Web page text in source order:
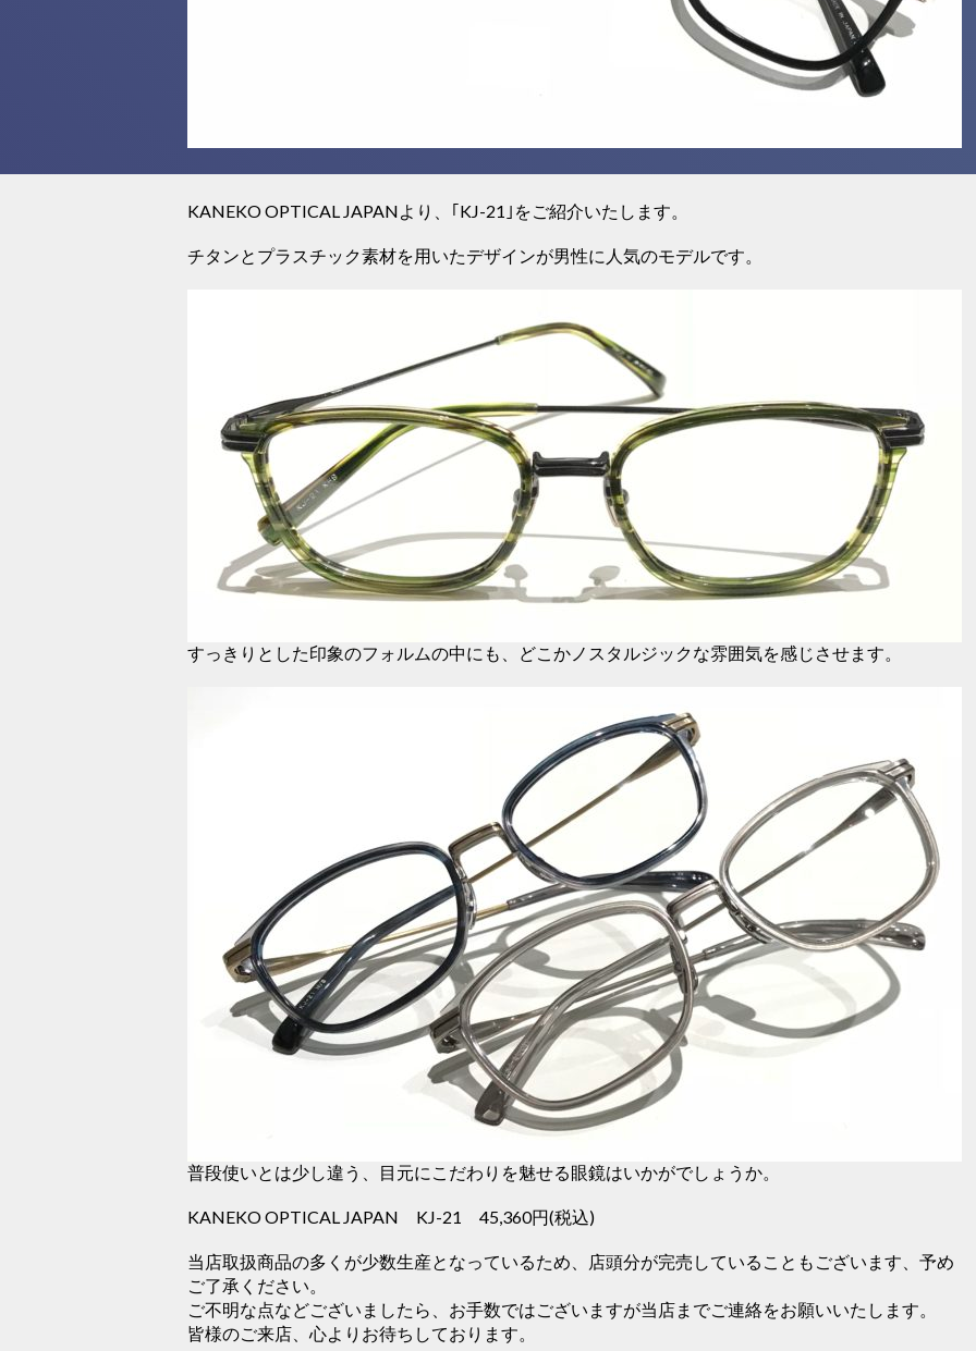
KANEKO OPTICAL JAPANより、｢KJ-21｣をご紹介いたします。
チタンとプラスチック素材を用いたデザインが男性に人気のモデルです。
すっきりとした印象のフォルムの中にも、どこかノスタルジックな雰囲気を感じさせます。
普段使いとは少し違う、目元にこだわりを魅せる眼鏡はいかがでしょうか。
KANEKO OPTICAL JAPAN KJ-21 45,360円(税込)
当店取扱商品の多くが少数生産となっているため、店頭分が完売していることもございます、予め
ご了承ください。
ご不明な点などございましたら、お手数ではございますが当店までご連絡をお願いいたします。
皆様のご来店、心よりお待ちしております。